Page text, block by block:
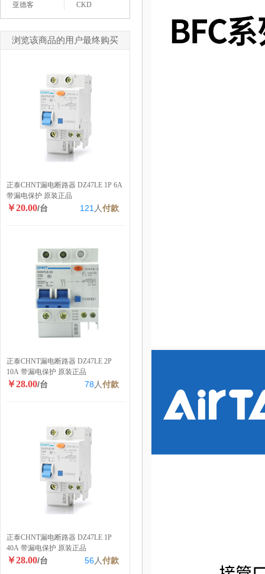
亚德客 CKD
浏览该商品的用户最终购买
正泰CHNT漏电断路器 DZ47LE 1P 6A
带漏电保护 原装正品
￥20.00/台 121 人付款
正泰CHNT漏电断路器 DZ47LE 2P
10A 带漏电保护 原装正品
￥28.00/台 78 人付款
正泰CHNT漏电断路器 DZ47LE 1P
40A 带漏电保护 原装正品
￥28.00/台 56人付款